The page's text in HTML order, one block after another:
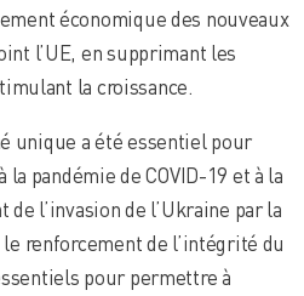
économique des nouveaux
l’UE, en supprimant les
la croissance.
unique a été essentiel pour
la pandémie de COVID-19 et à la
l’invasion de l’Ukraine par la
renforcement de l’intégrité du
pour permettre à